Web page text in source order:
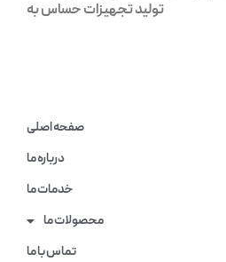
تولید تجهیزات حساس به
صفحه اصلی
درباره ما
خدمات ما
محصولات ما
تماس با ما